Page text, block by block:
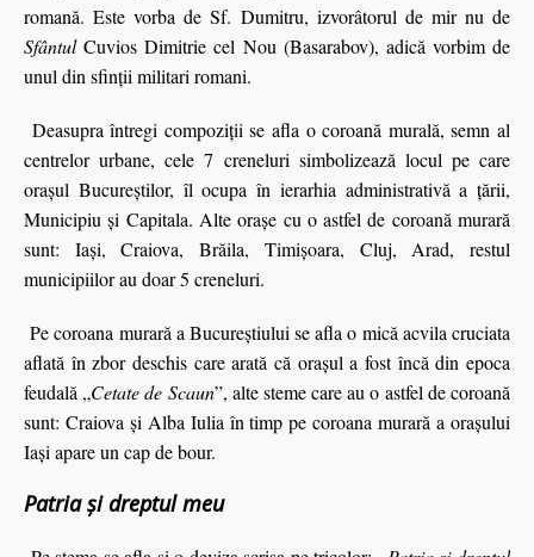
romană. Este vorba de Sf. Dumitru, izvorâtorul de mir nu de
SfântulCuvios Dimitrie cel Nou (Basarabov), adică vorbim de
unul din sfinţii militari romani.
Deasupra întregi compoziţii se afla o coroană murală, semn al
centrelor urbane, cele 7 creneluri simbolizează locul pe care
oraşul Bucureştilor, îl ocupa în ierarhia administrativă a ţării,
Municipiu şi Capitala. Alte oraşe cu o astfel de coroană murară
sunt: Iaşi, Craiova, Brăila, Timişoara, Cluj, Arad, restul
municipiilor au doar 5 creneluri.
Pe coroana murară a Bucureștiului se afla o mică acvila cruciata
aflată în zbor deschis care arată că orașul a fost încă din epoca
feudală „Cetate de Scaun”, alte steme care au o astfel de coroană
sunt: Craiova şi Alba Iulia în timp pe coroana murară a oraşului
Iaşi apare un cap de bour.
Patria și dreptul meu